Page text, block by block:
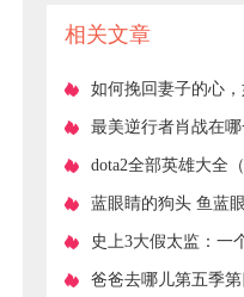
相关文章
如何挽回妻子的心
的心？
最美逆行者肖战在
美逆行者）
​dota2全部英雄大全
都长得像伐木机的
蓝眼睛的狗头 鱼蓝
史上3大假太监：一
太后生子，一个杀了
爸爸去哪儿第五季